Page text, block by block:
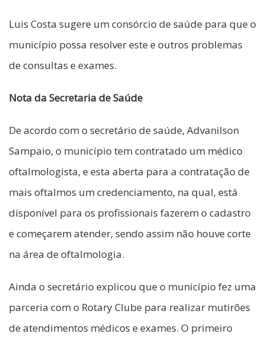
Luis Costa sugere um consórcio de saúde para que o
município possa resolver este e outros problemas
de consultas e exames.
Nota da Secretaria de Saúde
De acordo com o secretário de saúde, Advanilson
Sampaio, o município tem contratado um médico
oftalmologista, e esta aberta para a contratação de
mais oftalmos um credenciamento, na qual, está
disponível para os profissionais fazerem o cadastro
e começarem atender, sendo assim não houve corte
na área de oftalmologia.
Ainda o secretário explicou que o município fez uma
parceria com o Rotary Clube para realizar mutirões
de atendimentos médicos e exames. O primeiro